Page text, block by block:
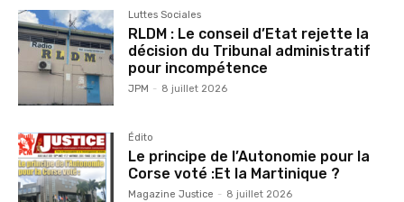
Luttes Sociales
RLDM : Le conseil d’Etat rejette la
décision du Tribunal administratif
pour incompétence
JPM - 8 juillet 2026
Édito
Le principe de l’Autonomie pour la
Corse voté :Et la Martinique ?
Magazine Justice - 8 juillet 2026